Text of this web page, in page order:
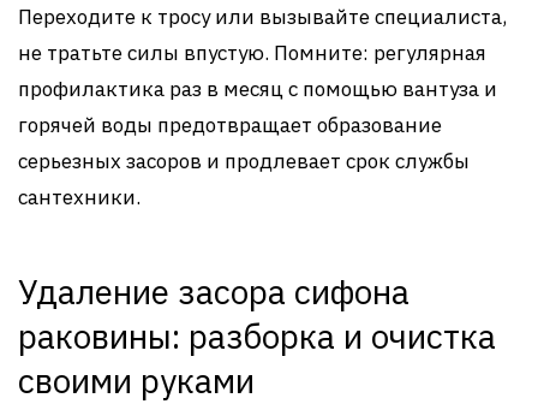
Переходите к тросу или вызывайте специалиста,
не тратьте силы впустую. Помните: регулярная
профилактика раз в месяц с помощью вантуза и
горячей воды предотвращает образование
серьезных засоров и продлевает срок службы
сантехники.
Удаление засора сифона
раковины: разборка и очистка
своими руками